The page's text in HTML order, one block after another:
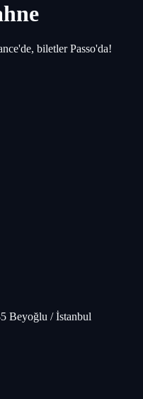
biletler Passo'da!
Beyoğlu / İstanbul